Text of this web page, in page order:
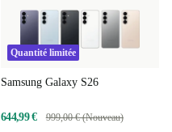
Quantité limitée
Samsung Galaxy S26
644,99 € 999,00 € (Nouveau)